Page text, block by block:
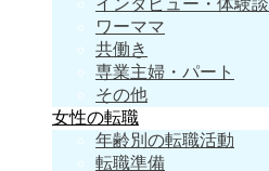
インタビュー・体験談
ワーママ
共働き
専業主婦・パート
その他
女性の転職
年齢別の転職活動
転職準備